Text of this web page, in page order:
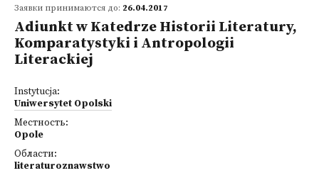
Заявки принимаются до: 26.04.2017
Adiunkt w Katedrze Historii Literatury,
Komparatystyki i Antropologii
Literackiej
Instytucja:
Uniwersytet Opolski
Местность:
Opole
Области:
literaturoznawstwo